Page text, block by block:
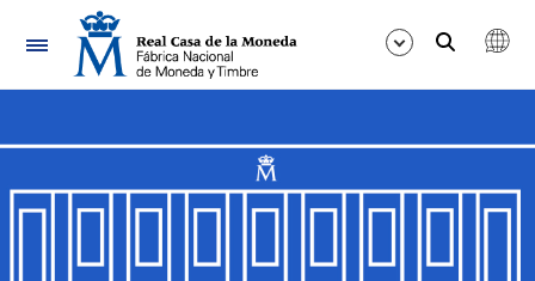
Navegación
Mostrar/Ocultar